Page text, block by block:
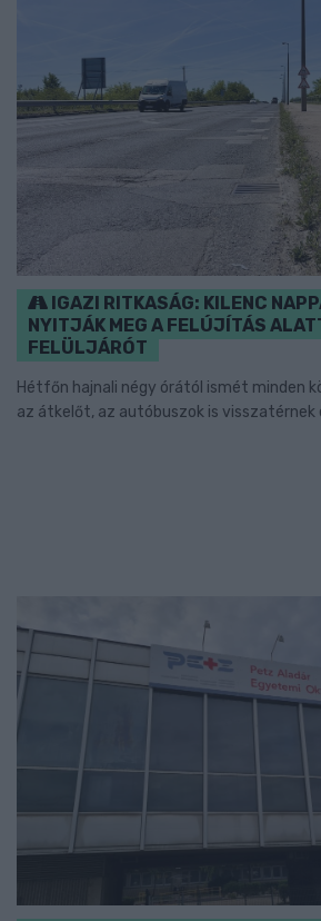
IGAZI RITKASÁG: KILENC
NYITJÁK MEG A FELÚJÍTÁS
FELÜLJÁRÓT
Hétfőn hajnali négy órától ismét minden
az átkelőt, az autóbuszok is